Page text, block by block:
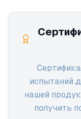
испытаний
нашей
получить